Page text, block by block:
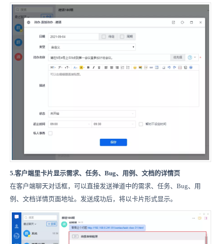
5.客户端里卡片显示需求、任务、Bug、用例、文档的详情页
在客户端聊天对话框，可以直接发送禅道中的需求、任务、Bug、用
例、文档详情页面地址。发送成功后，将以卡片形式显示。